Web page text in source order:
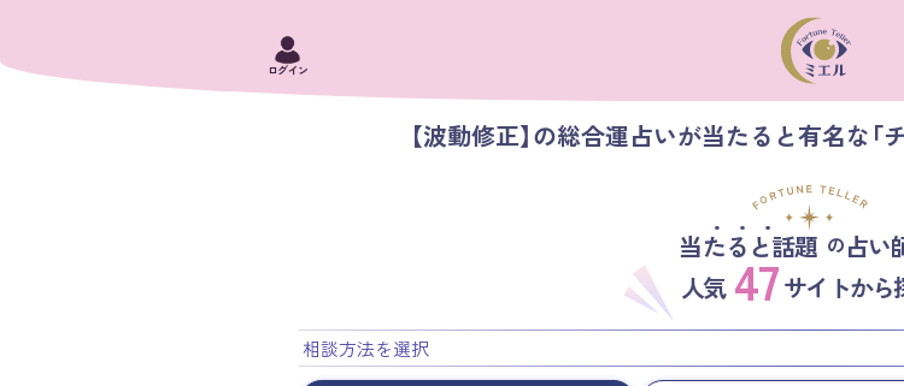
ログイン
【波動修正】の総合運占いが当たると有名な
当たると話題 の占い
人気 47 サイトから
相談方法を選択